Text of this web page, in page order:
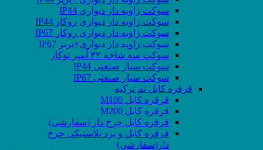
سوکت زاویه دار دیواری IP44
سوکت زاویه دار دیواری روکار IP44
سوکت زاویه دار دیواری روکار IP67
سوکت زاویه دار دیواری+پریز IP67
سوکت سه شاخه ۳۲ آمپر توکار
سوکت سیار صنعتی IP44
سوکت سیار صنعتی IP67
قرقره کابل تم ترکیه
قرقره کابل M100
قرقره کابل M200
قرقره کابل چرخ دار (سفارشی)
قرقره کابل و برد پلاستیکی چرخ
دار(سفارشی)